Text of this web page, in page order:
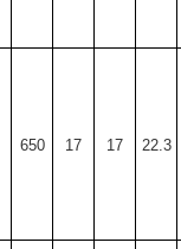
650 17 17 22.3